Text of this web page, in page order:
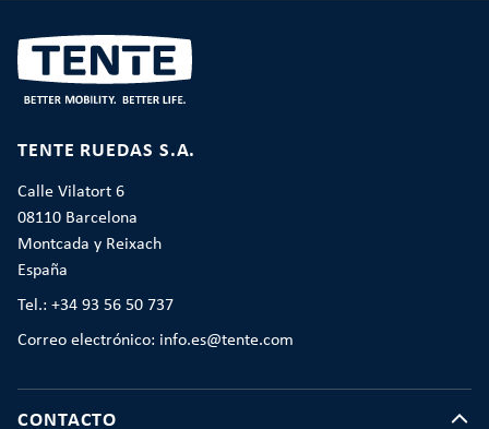
TENTE RUEDAS S.A.
Calle Vilatort 6
08110 Barcelona
Montcada y Reixach
España
Tel.: +34 93 56 50 737
Correo electrónico: info.es@tente.com
CONTACTO